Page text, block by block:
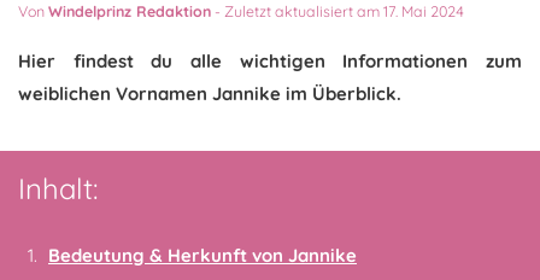
VonWindelprinz Redaktion - Zuletzt aktualisiert am 17. Mai 2024
Hier findest du alle wichtigen Informationen zum
weiblichen Vornamen Jannike im Überblick.
Inhalt:
Bedeutung & Herkunft von Jannike